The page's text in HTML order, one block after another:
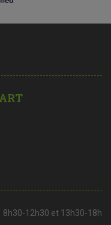
8h30-12h30 et 13h30-18h